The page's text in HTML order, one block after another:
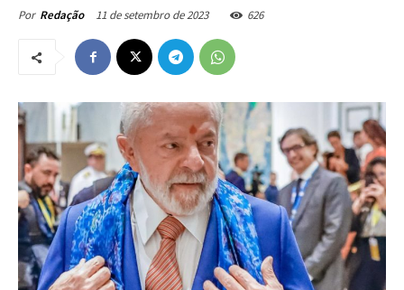
Por Redação 11 de setembro de 2023 626